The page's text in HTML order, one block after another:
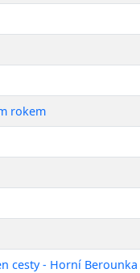
rokem
cesty - Horní Berounka